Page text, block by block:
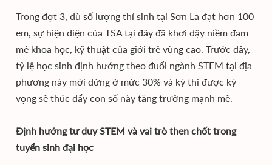
Trong đợt 3, dù số lượng thí sinh tại Sơn La đạt hơn 100
em, sự hiện diện của TSA tại đây đã khơi dậy niềm đam
mê khoa học, kỹ thuật của giới trẻ vùng cao. Trước đây,
tỷ lệ học sinh định hướng theo đuổi ngành STEM tại địa
phương này mới dừng ở mức 30% và kỳ thi được kỳ
vọng sẽ thúc đẩy con số này tăng trưởng mạnh mẽ.
Định hướng tư duy STEM và vai trò then chốt trong
tuyển sinh đại học